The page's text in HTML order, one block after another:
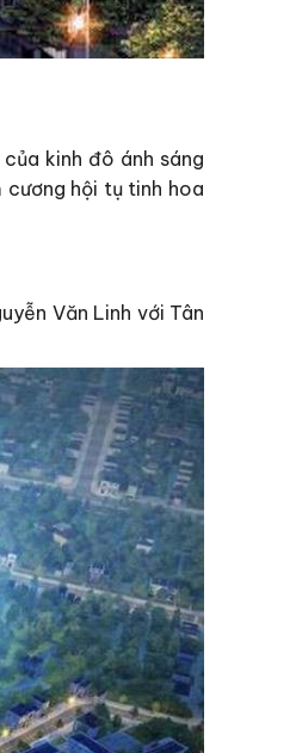
kinh đô ánh sáng
cương hội tụ tinh hoa
Văn Linh với Tân